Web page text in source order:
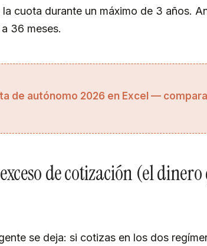
cuota durante un máximo de 3 años.
36 meses.
de autónomo 2026 en Excel —
de cotización (el dinero
se deja: si cotizas en los dos